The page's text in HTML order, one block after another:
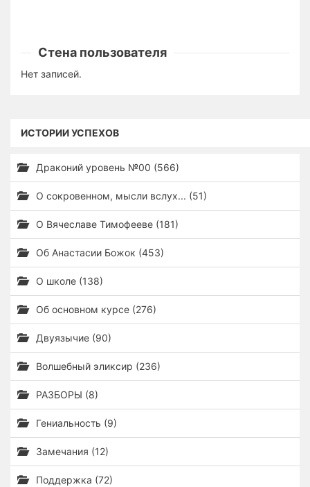
Стена пользователя
Нет записей.
ИСТОРИИ УСПЕХОВ
Драконий уровень №00 (566)
О сокровенном, мысли вслух... (51)
О Вячеславе Тимофееве (181)
Об Анастасии Божок (453)
О школе (138)
Об основном курсе (276)
Двуязычие (90)
Волшебный эликсир (236)
РАЗБОРЫ (8)
Гениальность (9)
Замечания (12)
Поддержка (72)